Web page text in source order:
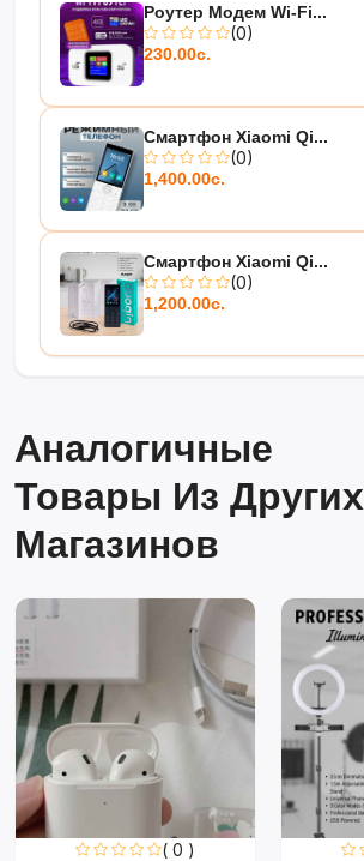
Роутер Модем Wi-Fi...
(0)
230.00с.
Смартфон Xiaomi Qi...
(0)
1,400.00с.
Смартфон Xiaomi Qi...
(0)
1,200.00с.
Аналогичные
Товары Из Других
Магазинов
( 0 )